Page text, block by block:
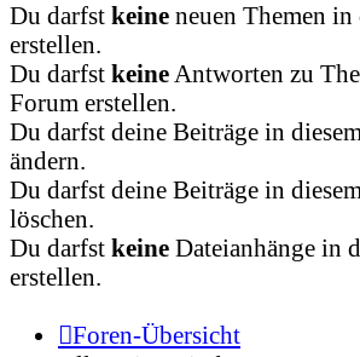
Du darfst keine neuen Themen
erstellen.
Du darfst keine Antworten zu
Forum erstellen.
Du darfst deine Beiträge in
ändern.
Du darfst deine Beiträge in
löschen.
Du darfst keine Dateianhänge in
erstellen.
Foren-Übersicht